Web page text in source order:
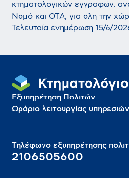
κτηματολογικών εγγραφών,
Νομό και ΟΤΑ, για όλη την
Τελευταία ενημέρωση 15/6/
Εξυπηρέτηση Πολιτών
Ωράριο λειτουργίας υπηρεσιών
Τηλέφωνο εξυπηρέτησης
2106505600